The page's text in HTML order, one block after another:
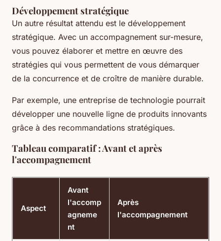
Développement stratégique
Un autre résultat attendu est le développement
stratégique. Avec un accompagnement sur-mesure,
vous pouvez élaborer et mettre en œuvre des
stratégies qui vous permettent de vous démarquer
de la concurrence et de croître de manière durable.
Par exemple, une entreprise de technologie pourrait
développer une nouvelle ligne de produits innovants
grâce à des recommandations stratégiques.
Tableau comparatif : Avant et après
l'accompagnement
Aspect
Avant
l'accomp
agneme
nt
Après
l'accompagnement